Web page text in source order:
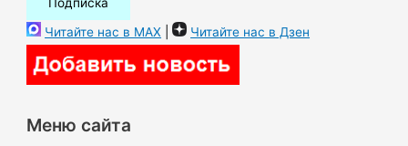
Читайте нас в MAX | Читайте нас в Дзен
Меню сайта